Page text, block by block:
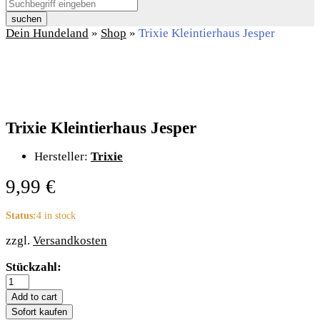
suchen
Dein Hundeland » Shop » Trixie Kleintierhaus Jesper
Trixie Kleintierhaus Jesper
Hersteller: Trixie
9,99 €
Status:4 in stock
zzgl. Versandkosten
Trixie
Kleintierhaus
Jesper
quantity
Stückzahl:
Add to cart
Sofort kaufen